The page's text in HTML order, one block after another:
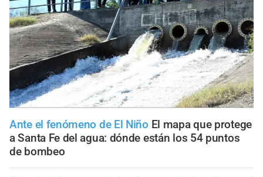
Ante el fenómeno de El Niño El mapa que protege
a Santa Fe del agua: dónde están los 54 puntos
de bombeo